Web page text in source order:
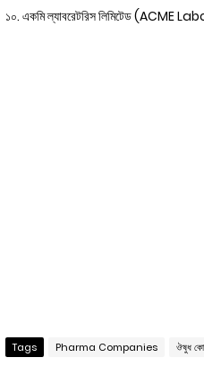
১০. একমি ল্যাবরেটরিস লিমিটেড (ACME
Tags Pharma Companies ঔষুধ